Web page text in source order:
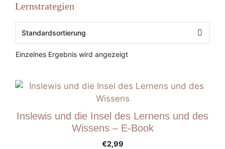
Lernstrategien
Einzelnes Ergebnis wird angezeigt
Inslewis und die Insel des Lernens und des
Wissens – E-Book
€2,99